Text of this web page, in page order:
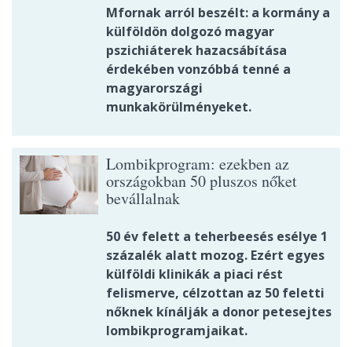
Mfornak arról beszélt: a kormány a
külföldön dolgozó magyar
pszichiáterek hazacsábítása
érdekében vonzóbbá tenné a
magyarországi
munkakörülményeket.
Lombikprogram: ezekben az
országokban 50 pluszos nőket
bevállalnak
50 év felett a teherbeesés esélye 1
százalék alatt mozog. Ezért egyes
külföldi klinikák a piaci rést
felismerve, célzottan az 50 feletti
nőknek kínálják a donor petesejtes
lombikprogramjaikat.